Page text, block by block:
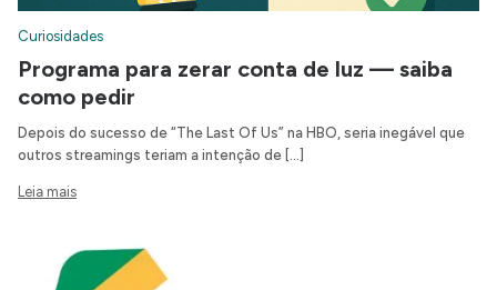
Curiosidades
Programa para zerar conta de luz — saiba
como pedir
Depois do sucesso de “The Last Of Us” na HBO, seria inegável que
outros streamings teriam a intenção de […]
Leia mais